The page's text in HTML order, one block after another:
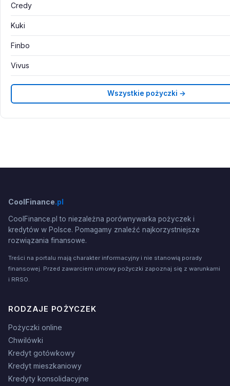
Credy
Kuki
Finbo
Vivus
Wszystkie pożyczki →
CoolFinance.pl
CoolFinance.pl to niezależna porównywarka pożyczek i
kredytów w Polsce. Pomagamy znaleźć najkorzystniejsze
rozwiązania finansowe.
Treści na portalu mają charakter informacyjny i nie stanowią porady
finansowej. Przed zawarciem umowy pożyczki zapoznaj się z warunkami
i RRSO.
RODZAJE POŻYCZEK
Pożyczki online
Chwilówki
Kredyt gotówkowy
Kredyt mieszkaniowy
Kredyty konsolidacyjne